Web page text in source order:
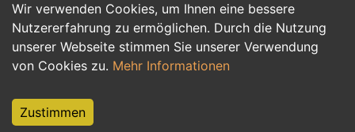
Wir verwenden Cookies, um Ihnen eine bessere
Nutzererfahrung zu ermöglichen. Durch die Nutzung
unserer Webseite stimmen Sie unserer Verwendung
von Cookies zu. Mehr Informationen
Zustimmen
Jetzt Bewerben